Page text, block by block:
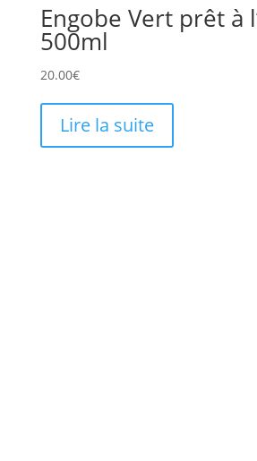
Engobe Vert prêt à
500ml
20.00€
Lire la suite